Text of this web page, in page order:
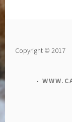
Copyright © 2017